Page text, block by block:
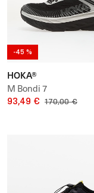
-45 %
HOKA®
M Bondi 7
93,49 € 170,00 €